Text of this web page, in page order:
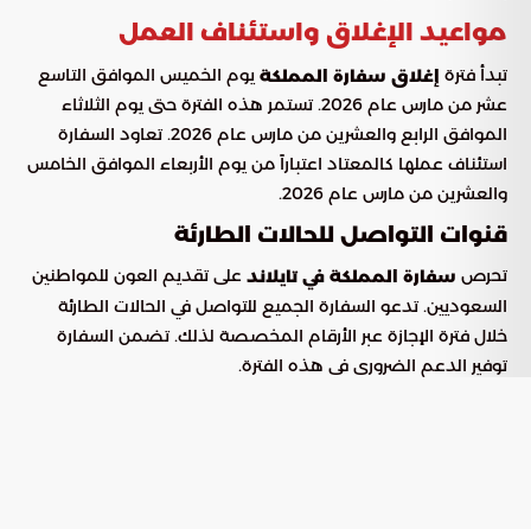
مواعيد الإغلاق واستئناف العمل
تبدأ فترة إغلاق سفارة المملكة يوم الخميس الموافق التاسع
عشر من مارس عام 2026. تستمر هذه الفترة حتى يوم الثلاثاء
الموافق الرابع والعشرين من مارس عام 2026. تعاود السفارة
استئناف عملها كالمعتاد اعتباراً من يوم الأربعاء الموافق الخامس
والعشرين من مارس عام 2026.
قنوات التواصل للحالات الطارئة
تحرص سفارة المملكة في تايلاند على تقديم العون للمواطنين
السعوديين. تدعو السفارة الجميع للتواصل في الحالات الطارئة
خلال فترة الإجازة عبر الأرقام المخصصة لذلك. تضمن السفارة
توفير الدعم الضروري في هذه الفترة.